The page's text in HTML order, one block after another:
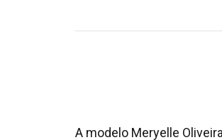
A modelo Meryelle